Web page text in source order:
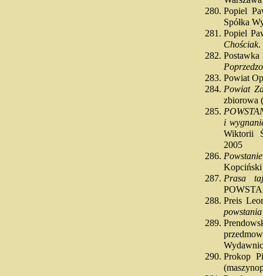
Popiel
Spółka
Popiel
Chościak.
Powiat
Powiat
zbiorowa
i
Wiktorii
2005
Prasa
Preis
Prokop